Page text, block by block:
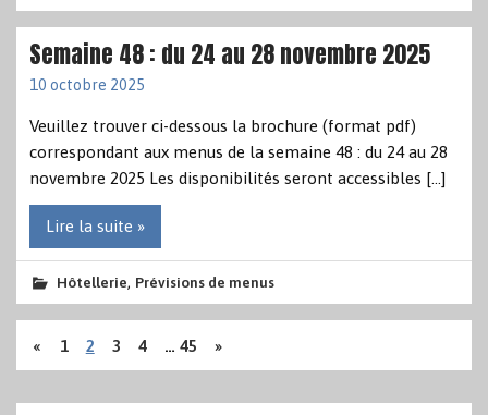
Semaine 48 : du 24 au 28 novembre 2025
10 octobre 2025
Veuillez trouver ci-dessous la brochure (format pdf)
correspondant aux menus de la semaine 48 : du 24 au 28
novembre 2025 Les disponibilités seront accessibles […]
Lire la suite »
Hôtellerie, Prévisions de menus
« 1 2 3 4 … 45 »